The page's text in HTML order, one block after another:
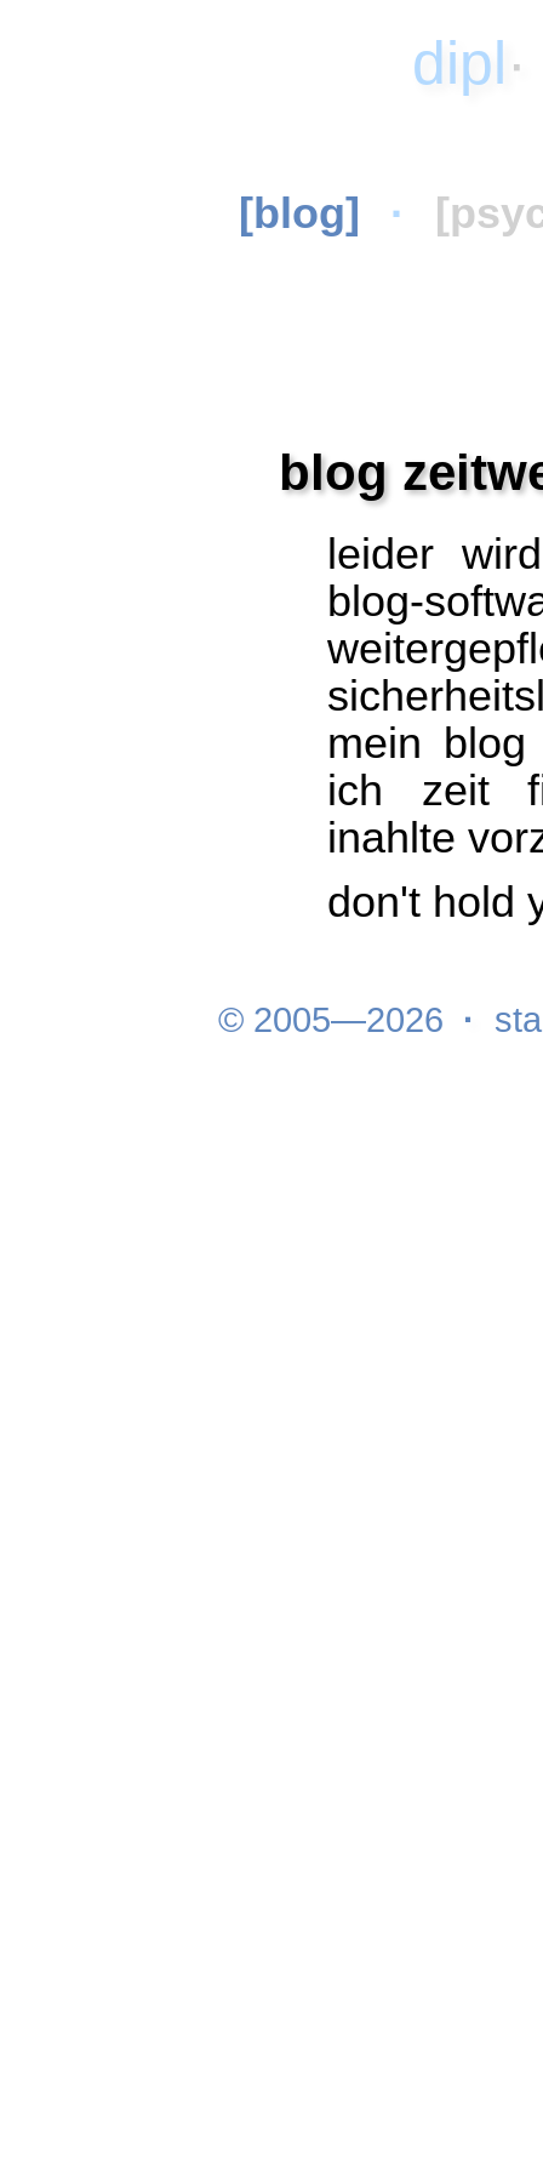
dipl·
[blog] ·
blog
leider
blog-
mein
ich zeit
inahlte
don't hold
© 2005—2026 ·